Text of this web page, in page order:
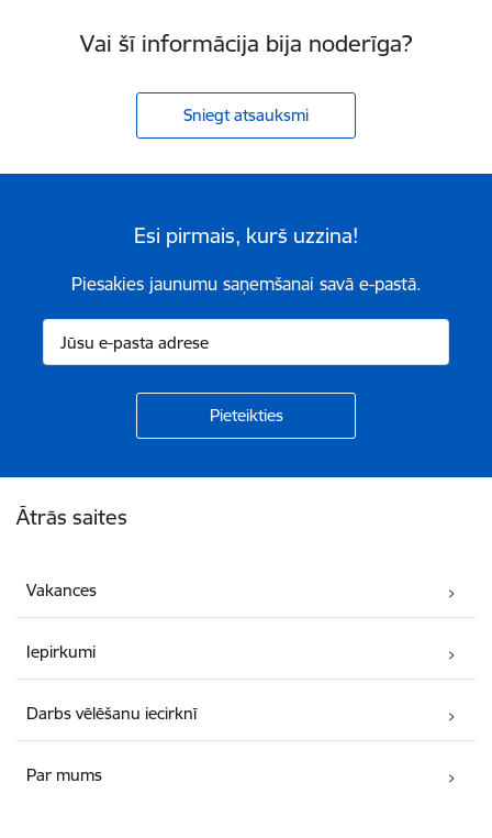
Vai šī informācija bija noderīga?
Sniegt atsauksmi
Esi pirmais, kurš uzzina!
Piesakies jaunumu saņemšanai savā e-pastā.
Ātrās saites
Vakances
Iepirkumi
Darbs vēlēšanu iecirknī
Par mums